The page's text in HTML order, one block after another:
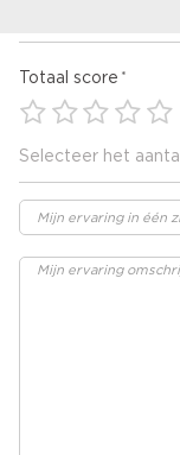
Totaal score
Selecteer het